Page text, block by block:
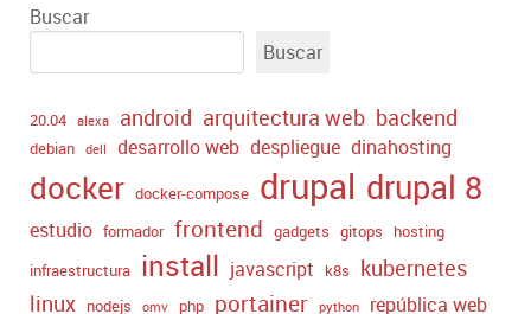
Buscar
Buscar
20.04 alexa android arquitectura web backend
debian dell desarrollo web despliegue dinahosting
docker docker-compose drupal drupal 8
estudio formador frontend gadgets gitops
hosting
infraestructura install javascript k8s
kubernetes
linux nodejs omv php portainer python república web